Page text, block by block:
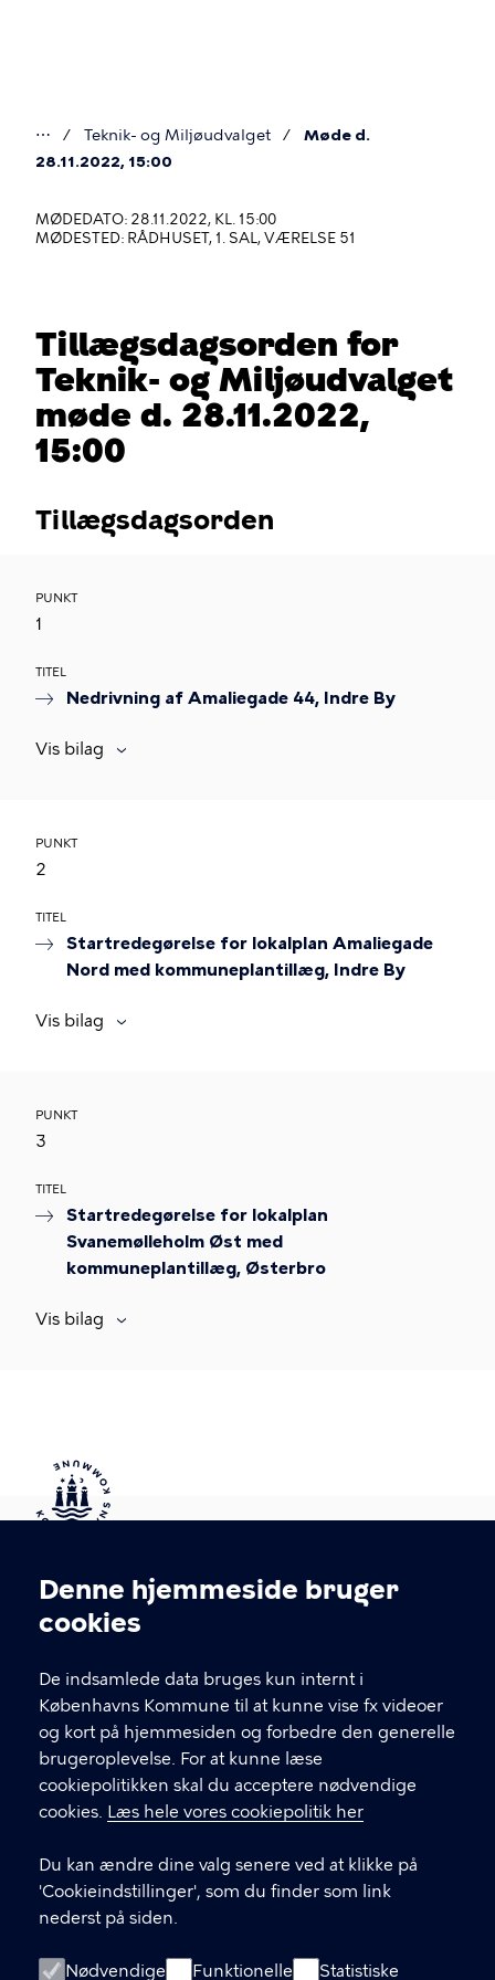
Cookieindstillinger
Denne hjemmeside bruger
cookies
De indsamlede data bruges kun internt i
Københavns Kommune til at kunne vise fx videoer
og kort på hjemmesiden og forbedre den generelle
brugeroplevelse. For at kunne læse
cookiepolitikken skal du acceptere nødvendige
cookies. Læs hele vores cookiepolitik her
Du kan ændre dine valg senere ved at klikke på
'Cookieindstillinger', som du finder som link
nederst på siden.
Nødvendige Funktionelle Statistiske
Du
her
⋯ Teknik- og Miljøudvalget
Møde d.
28.11.2022, 15:00
MØDEDATO: 28.11.2022, KL. 15:00
MØDESTED: RÅDHUSET, 1. SAL, VÆRELSE 51
Tillægsdagsorden for
Teknik- og Miljøudvalget
møde d. 28.11.2022,
15:00
Tillægsdagsorden
PUNKT
1
TITEL
Nedrivning af Amaliegade 44, Indre By
Vis bilag
PUNKT
2
TITEL
Startredegørelse for lokalplan Amaliegade
Nord med kommuneplantillæg, Indre By
Vis bilag
PUNKT
3
TITEL
Startredegørelse for lokalplan
Svanemølleholm Øst med
kommuneplantillæg, Østerbro
Vis bilag
Kontakt Københavns Kommune
T
fFind andre kontakter her
CVR-nummer64942212
GENVEJE
Digital Post
Databeskyttelse